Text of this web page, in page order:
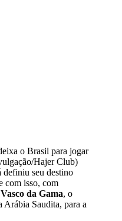
o Brasil para jogar
Hajer Club)
definiu seu destino
com isso, com
da Gama, o
Arábia Saudita, para a